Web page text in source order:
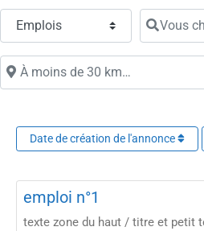
Séjours & randonnées
Cartes cadeaux
Sur la route…
Carrières
search type Vous
moins de 30 km…
Date de création de l'annonce
emploi n°1
texte zone du haut / titre et petit